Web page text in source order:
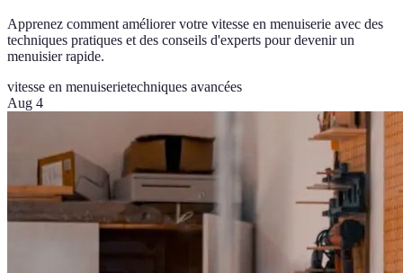
Apprenez comment améliorer votre vitesse en menuiserie avec des
techniques pratiques et des conseils d'experts pour devenir un
menuisier rapide.
vitesse en menuiserietechniques avancées
Aug 4